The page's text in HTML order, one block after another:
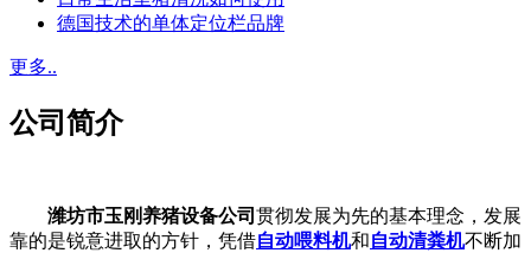
德国技术的单体定位栏品牌
更多..
公司简介
潍坊市玉刚养猪设备公司 贯彻发展为先的基本理念，发展
靠的是锐意进取的方针，凭借自动喂料机和自动清粪机不断加